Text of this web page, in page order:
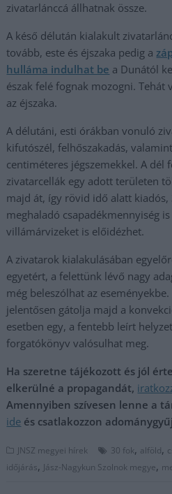
zivatarlánccá állhatnak össze.
A késő délután kialakult
tovább, este és éjszaka pedig a
hulláma indulhat be a Dunától
észak felé fognak mozogni.
az éjszaka.
A délutáni, esti órákban vonuló
kifutószél, felhőszakadás,
centiméteres jégszemekkel. A dél
zivatarcellák egy adott területen
majd át, így rövid idő alatt
meghaladó csapadékmennyiség
villámárvizeket is előidézhet.
A zivatarok kialakulásában
egyetért, a felettünk lévő nagy
még beleszólhat az
jelentősen gátolja majd a
esetben egy, a fentebb leírt
forgatókönyv valósulhat meg.
Ha szeretne tájékozott és jól
elkerülné a propagandát,
Amennyiben szívesen lenne a
ide és csatlakozzon
JNSZ megyei hírek 30 fok, alföld,
időjárás, Jász-Nagykun Szolnok megye,